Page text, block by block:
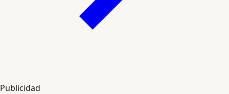
Publicidad